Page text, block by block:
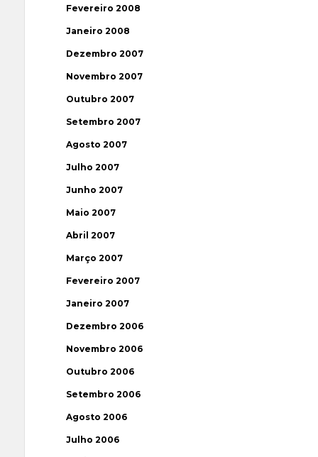
Fevereiro 2008
Janeiro 2008
Dezembro 2007
Novembro 2007
Outubro 2007
Setembro 2007
Agosto 2007
Julho 2007
Junho 2007
Maio 2007
Abril 2007
Março 2007
Fevereiro 2007
Janeiro 2007
Dezembro 2006
Novembro 2006
Outubro 2006
Setembro 2006
Agosto 2006
Julho 2006